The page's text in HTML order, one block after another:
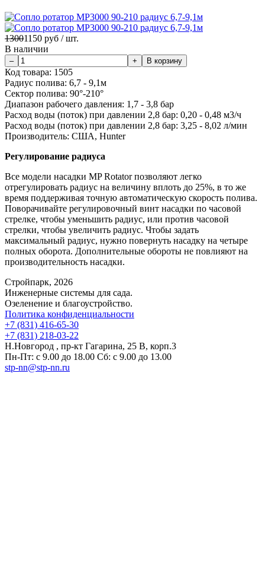
13001150 руб / шт.
В наличии
Код товара: 1505
Радиус полива: 6,7 - 9,1м
Сектор полива: 90°-210°
Диапазон рабочего давления: 1,7 - 3,8 бар
Расход воды (поток) при давлении 2,8 бар: 0,20 - 0,48 м3/ч
Расход воды (поток) при давлении 2,8 бар: 3,25 - 8,02 л/мин
Производитель: США, Hunter
Регулирование радиуса
Все модели насадки MP Rotator позволяют легко
отрегулировать радиус на величину вплоть до 25%, в то же
время поддерживая точную автоматическую скорость полива.
Поворачивайте регулировочный винт насадки по часовой
стрелке, чтобы уменьшить радиус, или против часовой
стрелки, чтобы увеличить радиус. Чтобы задать
максимальный радиус, нужно повернуть насадку на четыре
полных оборота. Дополнительные обороты не повлияют на
производительность насадки.
Стройпарк, 2026
Инженерные системы для сада.
Озеленение и благоустройство.
Политика конфиденциальности
+7 (831) 416-65-30
+7 (831) 218-03-22
Н.Новгород , пр-кт Гагарина, 25 В, корп.3
Пн-Пт: с 9.00 до 18.00 Сб: с 9.00 до 13.00
stp-nn@stp-nn.ru